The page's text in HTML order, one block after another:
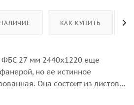
НАЛИЧИЕ КАК КУПИТЬ
ФБС 27 мм 2440х1220 еще
но ее истинное
Она состоит из листов